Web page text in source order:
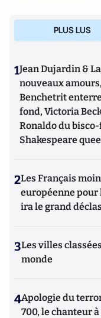
PLUS LUS
1Jean Dujardin &
nouveaux
Benchetrit
fond, Victoria
Ronaldo du
Shakespeare
2Les Français
européenne pour
ira le grand
3Les villes
monde
4Apologie du
700, le chanteur à